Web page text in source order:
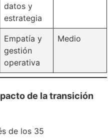
datos y
estrategia
Empatía y
gestión
operativa
Medio
de la transición